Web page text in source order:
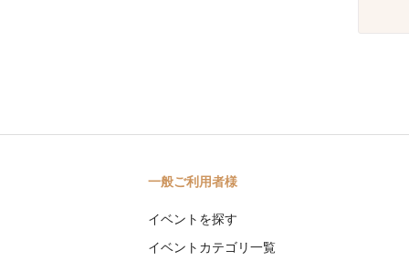
一般ご利用者様
イベントを探す
イベントカテゴリ一覧